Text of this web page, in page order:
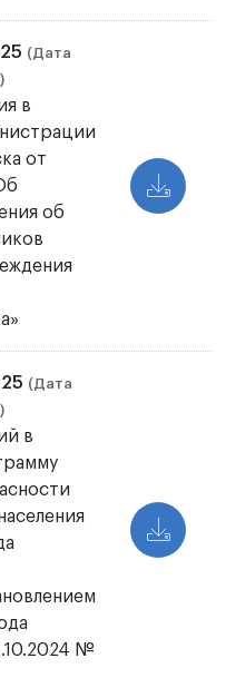
(Дата
в
от
об
(Дата
в
№